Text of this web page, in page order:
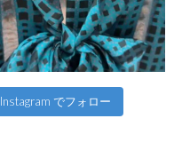
Instagram でフォロー